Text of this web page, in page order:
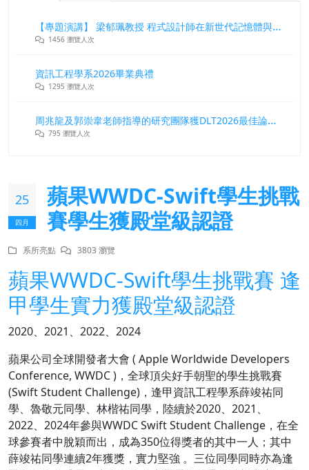
【專題演講】 梁郁珮教授 程式設計師在新世代記憶體與儲存系統中的角色與挑戰
1456 瀏覽人次
資訊工程學系2026畢業典禮
1295 瀏覽人次
周兆龍及郭崇韋老師指導的研究團隊獲DLT2026最佳論文獎
795 瀏覽人次
25
四月
蘋果WWDC-Swift學生挑戰
賽學生獲殿堂級認證
系所亮點 3803 瀏覽
蘋果WWDC-Swift學生挑戰賽 逢
甲學生實力獲殿堂級認證
2020、2021、2022、2024
蘋果公司全球開發者大會 ( Apple Worldwide Developers
Conference, WWDC )，全球頂尖好手朝聖的學生挑戰賽
(Swift Student Challenge)，逢甲資訊工程學系薛竣祐同
學、魯敬元同學、林楷祐同學，陸續於2020、2021、
2022、2024年參與WWDC Swift Student Challenge，在全
球參賽者中脫穎而出，成為350位得獎者的其中一人；其中
薛竣祐同學連續2年獲獎，實力堅強 。三位同學同時亦為逢